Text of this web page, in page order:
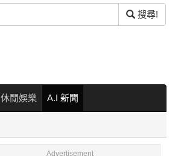
搜尋!
休閒娛樂 A.I 新聞
Advertisement